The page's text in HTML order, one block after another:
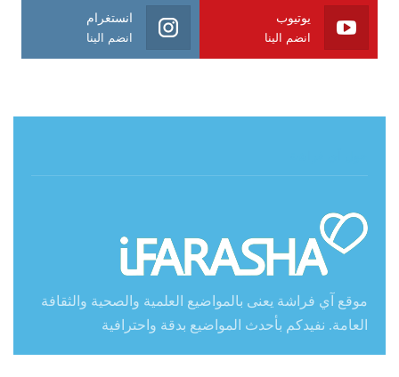
يوتيوب
انضم الينا
انستغرام
انضم الينا
موقع آي فراشة يعنى بالمواضيع العلمية والصحية والثقافة
العامة. نفيدكم بأحدث المواضيع بدقة واحترافية